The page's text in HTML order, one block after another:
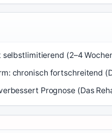
selbstlimitierend (2–4
chronisch fortschreitend
Prognose (Das